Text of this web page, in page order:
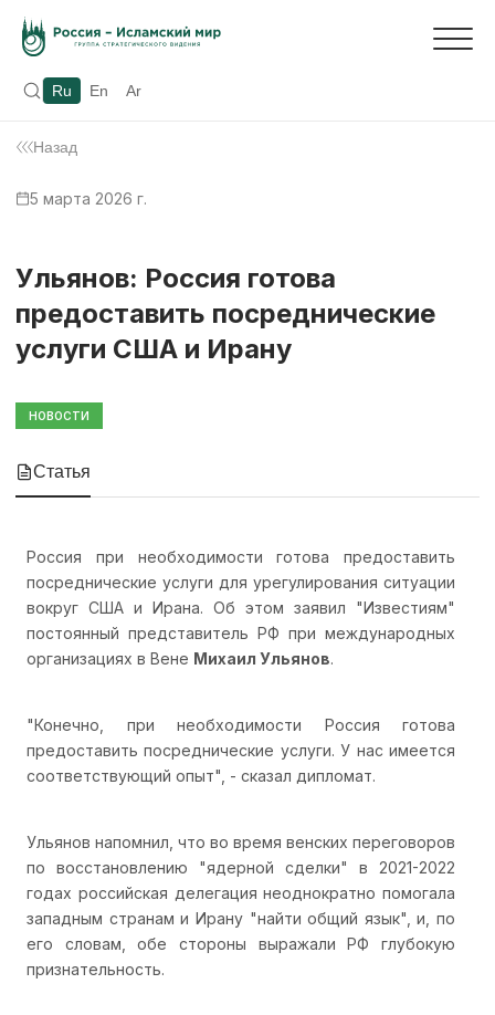
Ru En Ar
Назад
5 марта 2026 г.
Ульянов: Россия готова
предоставить посреднические
услуги США и Ирану
НОВОСТИ
Статья
Россия при необходимости готова предоставить
посреднические услуги для урегулирования ситуации
вокруг США и Ирана. Об этом заявил "Известиям"
постоянный представитель РФ при международных
организациях в Вене Михаил Ульянов.
"Конечно, при необходимости Россия готова
предоставить посреднические услуги. У нас имеется
соответствующий опыт", - сказал дипломат.
Ульянов напомнил, что во время венских переговоров
по восстановлению "ядерной сделки" в 2021-2022
годах российская делегация неоднократно помогала
западным странам и Ирану "найти общий язык", и, по
его словам, обе стороны выражали РФ глубокую
признательность.